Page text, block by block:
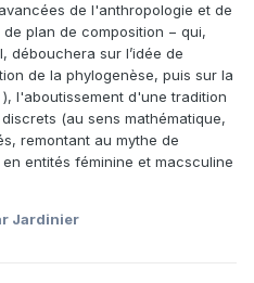
de l'anthropologie et de
plan de composition − qui,
débouchera sur l’idée de
de la phylogenèse, puis sur la
l'aboutissement d'une tradition
(au sens mathématique,
remontant au mythe de
entités féminine et macsculine
Jardinier